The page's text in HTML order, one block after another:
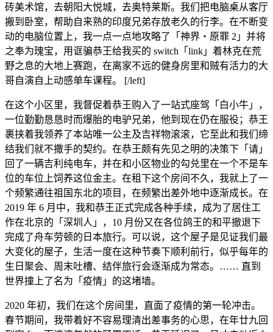
砖美术馆，去朝阳大悦城，去奥特莱斯。我们把电脑桌从客厅
搬到卧室，帮助自来熟的印度兄弟存放老久的行李。在不断变
动的电脑位置上，我一点一点地攻略了「神界・原罪 2」并将
之奉为瑰宝，用诓骗恭王给我买的 switch「link」着林克在荒
野之息的大地上赛跑，在离家不远的健身房里和贼有活力的大
哥自演自上动感单车课程。 [/left]
在这个小区里，我督促着恭王购入了一站式座驾「白小牛」，
一位勤勤恳恳时而爆胎的电驴兄弟，他到现在仍在服役；恭王
裹挟着我领养了本站唯一公主及吉祥物滚滚，它至此和我们缔
结我们就不撒手的契约。在恭王颇有先见之明的决策下「请」
回了一辆吉利纯电车，并在和小区物业的勾兑里在一个不是车
位的车位上饲养这位金主。在租下这个房间不久，我就上了一
个频繁通往祖国东北的项目，在频繁出差外地中逐渐成长。在
2019 年 6 月中，我和恭王正式完成各种手续，成为了居住工
作在北京的「深圳人」，10 月份又在各位鸽王的和平撤退下
完成了舟车劳顿的日本旅行。可以说，这个屋子是见证我们最
大变化的屋子，生活一度在这种节奏下顺利前行，似乎每年的
生日聚会、周末吐槽、结伴旅行会逐渐成为常态。…… 直到
世界撞上了名为「疫情」的这堵墙。
2020 年初，我们在这个房间里，直面了疫情的第一轮冲击。
春节期间，我带着好不容易理清出差事务的心思，在年廿九回